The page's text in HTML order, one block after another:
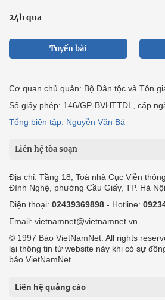
24h qua
Tuyến bài
Cơ quan chủ quản: Bộ Dân tộc và Tôn
Số giấy phép: 146/GP-BVHTTDL, cấp
Tổng biên tập: Nguyễn Văn Bá
Liên hệ tòa soạn
Địa chỉ: Tầng 18, Toà nhà Cục Viễn
Đình Nghệ, phường Cầu Giấy, TP. Hà Nội.
Điện thoại: 02439369898 - Hotline:
Email: vietnamnet@vietnamnet.vn
© 1997 Báo VietNamNet. All rights
lại thông tin từ website này khi có sự
báo VietNamNet.
Liên hệ quảng cáo